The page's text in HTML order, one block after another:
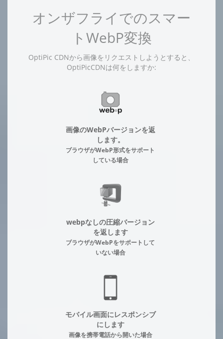
オンザフライでのスマー
トWebP変換
OptiPic CDNから画像をリクエストしようとすると、
OptiPicCDNは何をしますか:
画像のWebPバージョンを返
します。
ブラウザがWebP形式をサポート
している場合
webpなしの圧縮バージョン
を返します
ブラウザがWebPをサポートして
いない場合
モバイル画面にレスポンシブ
にします
画像を携帯電話から開いた場合